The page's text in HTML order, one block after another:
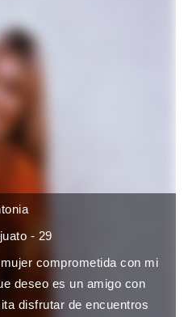
- 29
comprometida con mi
deseo es un amigo con
disfrutar de encuentros